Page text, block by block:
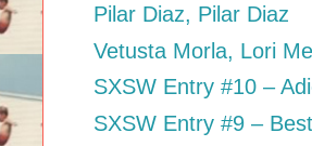
Pilar Diaz, Pilar Diaz
Vetusta Morla, Lori
SXSW Entry #10 –
SXSW Entry #9 –